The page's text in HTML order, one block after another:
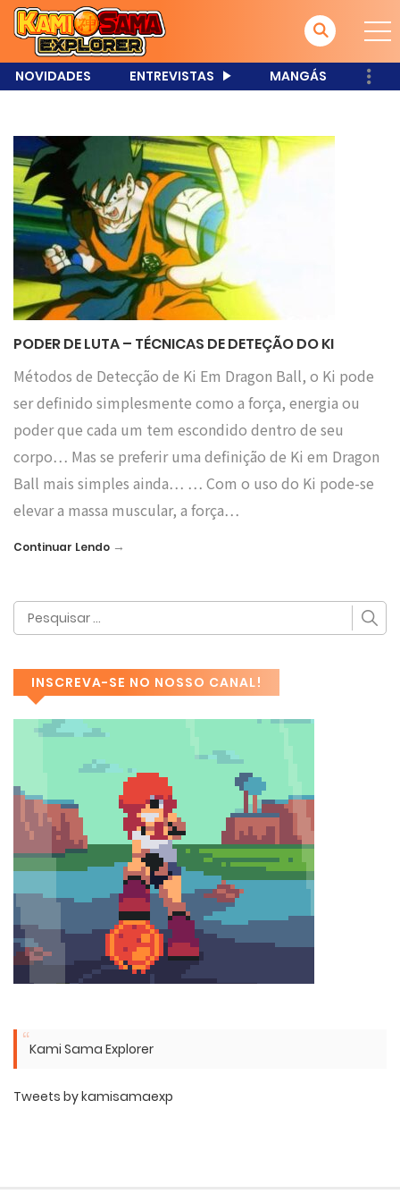
NOVIDADES ENTREVISTAS MANGÁS
PODER DE LUTA – TÉCNICAS DE DETEÇÃO DO KI
Métodos de Detecção de Ki Em Dragon Ball, o Ki pode
ser definido simplesmente como a força, energia ou
poder que cada um tem escondido dentro de seu
corpo… Mas se preferir uma definição de Ki em Dragon
Ball mais simples ainda… … Com o uso do Ki pode-se
elevar a massa muscular, a força…
Continuar Lendo →
INSCREVA-SE NO NOSSO CANAL!
Kami Sama Explorer
Tweets by kamisamaexp